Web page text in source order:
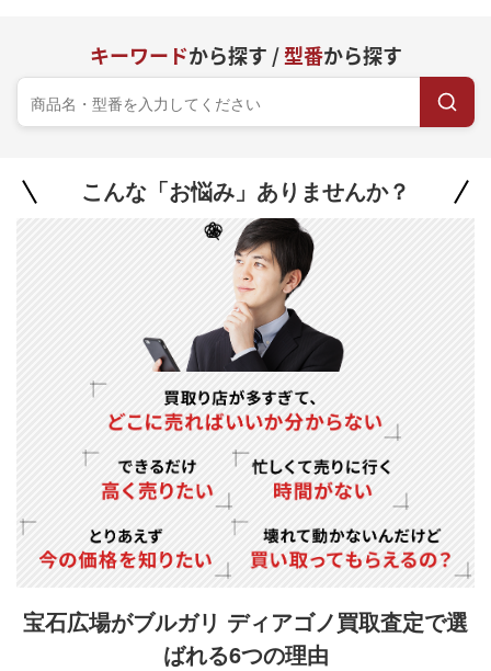
キーワードから探す /型番から探す
こんな「お悩み」ありませんか？
宝石広場がブルガリ ディアゴノ買取査定で選
ばれる6つの理由